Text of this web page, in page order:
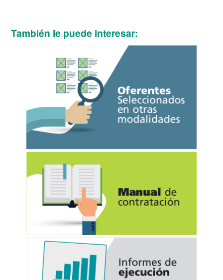
También le puede interesar: